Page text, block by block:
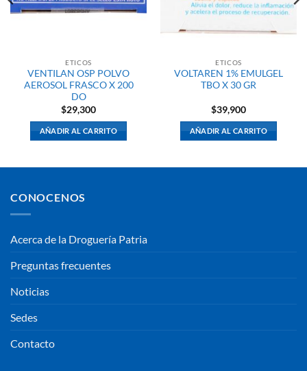
ETICOS
VENTILAN OSP POLVO
AEROSOL FRASCO X 200
DO
$29,300
AÑADIR AL CARRITO
ETICOS
VOLTAREN 1% EMULGEL
TBO X 30 GR
$39,900
AÑADIR AL CARRITO
CONOCENOS
Acerca de la Droguería Patria
Preguntas frecuentes
Noticias
Sedes
Contacto